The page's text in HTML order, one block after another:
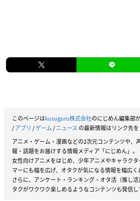
このページはkusuguru株式会社のにじめん編集部
/アプリ /ゲーム/ニュース の最新情報はリンク先を
アニメ・ゲーム・漫画などの2次元コンテンツや、
報・話題をお届けする情報メディア「にじめん」。
女性向けアニメをはじめ、少年アニメやキャラク
マーにも幅を広げ、オタクが気になる情報を幅広く
さらに、アンケート・ランキング・オタ活（推し
タクがワクワク楽しめるようなコンテンツも発信し